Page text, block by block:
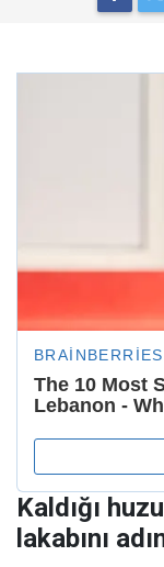
Kaldığı
lakabını